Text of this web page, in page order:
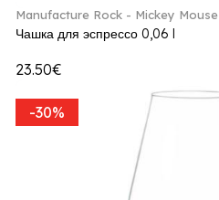
Manufacture Rock - Mickey Mouse
Чашка для эспрессо 0,06 l
23.50€
-30%